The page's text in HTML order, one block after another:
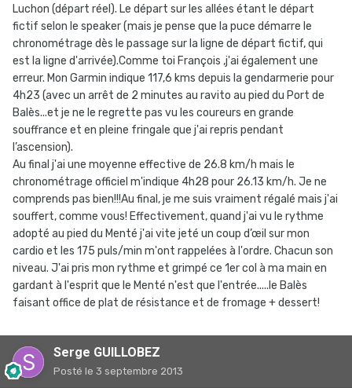
Luchon (départ réel). Le départ sur les allées étant le départ
fictif selon le speaker (mais je pense que la puce démarre le
chronométrage dès le passage sur la ligne de départ fictif, qui
est la ligne d'arrivée).Comme toi François ,j'ai également une
erreur. Mon Garmin indique 117,6 kms depuis la gendarmerie pour
4h23 (avec un arrêt de 2 minutes au ravito au pied du Port de
Balès...et je ne le regrette pas vu les coureurs en grande
souffrance et en pleine fringale que j'ai repris pendant
l’ascension).
Au final j'ai une moyenne effective de 26.8 km/h mais le
chronométrage officiel m'indique 4h28 pour 26.13 km/h. Je ne
comprends pas bien!!!Au final, je me suis vraiment régalé mais j'ai
souffert, comme vous! Effectivement, quand j'ai vu le rythme
adopté au pied du Menté j'ai vite jeté un coup d’œil sur mon
cardio et les 175 puls/min m'ont rappelées à l'ordre. Chacun son
niveau. J'ai pris mon rythme et grimpé ce 1er col à ma main en
gardant à l'esprit que le Menté n'est que l'entrée.....le Balès
faisant office de plat de résistance et de fromage + dessert!
Serge GUILLOBEZ
Posté le 3 septembre 2013